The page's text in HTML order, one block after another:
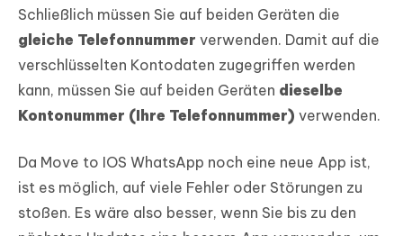
Schließlich müssen Sie auf beiden Geräten die
gleiche Telefonnummer verwenden. Damit auf die
verschlüsselten Kontodaten zugegriffen werden
kann, müssen Sie auf beiden Geräten dieselbe
Kontonummer (Ihre Telefonnummer) verwenden.
Da Move to IOS WhatsApp noch eine neue App ist,
ist es möglich, auf viele Fehler oder Störungen zu
stoßen. Es wäre also besser, wenn Sie bis zu den